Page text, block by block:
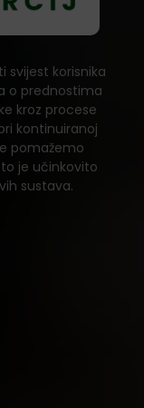
svijest korisnika
o prednostima
kroz procese
kontinuiranoj
pomažemo
je učinkovito
sustava.